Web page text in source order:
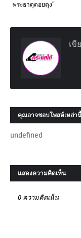
พระธาตุดอยตุง”
เขี
คุณอาจชอบโพสต์เหล่านี้
undefined
แสดงความคิดเห็น
0 ความคิดเห็น